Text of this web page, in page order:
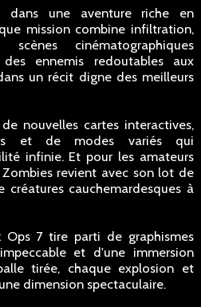
dans une aventure riche en
mission combine infiltration,
cinématographiques
ennemis redoutables aux
un récit digne des meilleurs
nouvelles cartes interactives,
et de modes variés qui
infinie. Et pour les amateurs
revient avec son lot de
créatures cauchemardesques à
Ops 7 tire parti de graphismes
et d'une immersion
tirée, chaque explosion et
dimension spectaculaire.